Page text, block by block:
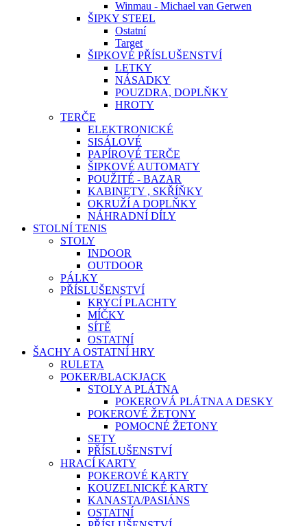
Winmau - Michael van Gerwen
ŠIPKY STEEL
Ostatní
Target
ŠIPKOVÉ PŘÍSLUŠENSTVÍ
LETKY
NÁSADKY
POUZDRA, DOPLŇKY
HROTY
TERČE
ELEKTRONICKÉ
SISÁLOVÉ
PAPÍROVÉ TERČE
ŠIPKOVÉ AUTOMATY
POUŽITÉ - BAZAR
KABINETY , SKŘÍŇKY
OKRUŽÍ A DOPLŇKY
NÁHRADNÍ DÍLY
STOLNÍ TENIS
STOLY
INDOOR
OUTDOOR
PÁLKY
PŘÍSLUŠENSTVÍ
KRYCÍ PLACHTY
MÍČKY
SÍTĚ
OSTATNÍ
ŠACHY A OSTATNÍ HRY
RULETA
POKER/BLACKJACK
STOLY A PLÁTNA
POKEROVÁ PLÁTNA A DESKY
POKEROVÉ ŽETONY
POMOCNÉ ŽETONY
SETY
PŘÍSLUŠENSTVÍ
HRACÍ KARTY
POKEROVÉ KARTY
KOUZELNICKÉ KARTY
KANASTA/PASIÁNS
OSTATNÍ